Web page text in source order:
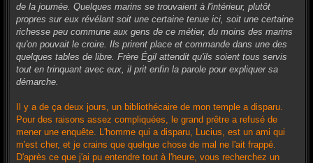
de la journée. Quelques marins se trouvaient à l'intérieur, plutôt
propres sur eux révélant soit une certaine tenue ici, soit une certaine
richesse peu commune aux gens de ce métier, du moins des marins
qu'on pouvait le croire. Ils prirent place et commande dans une des
quelques tables de libre. Frère Égil attendit qu'ils soient tous servis
tout en trinquant avec eux, il prit enfin la parole pour expliquer sa
démarche.
Il y a de ça deux jours, un bibliothécaire de mon temple a disparu.
Pour des raisons assez compliquées, le grand prêtre a refusé de
mener une enquête. L'homme qui a disparu, Lucius, est un ami qui
m'est cher, et je crains que quelque chose de mal ne l'ait frappé.
D'après ce que j'ai pu entendre tout à l'heure, vous recherchez un